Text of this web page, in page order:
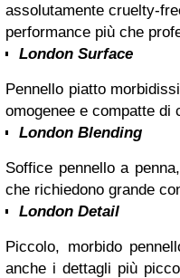
assolutamente cruelty-
performance più che
London Surface
Pennello piatto
omogenee e compatte di
London Blending
Soffice pennello a
che richiedono grande
London Detail
Piccolo, morbido
anche i dettagli più